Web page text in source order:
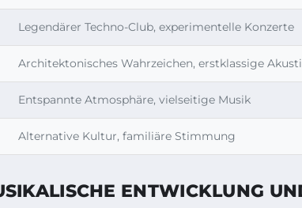
Legendärer Techno-Club, experimentelle Konzerte
Architektonisches Wahrzeichen, erstklassige
Entspannte Atmosphäre, vielseitige Musik
Alternative Kultur, familiäre Stimmung
ENTWICKLUNG